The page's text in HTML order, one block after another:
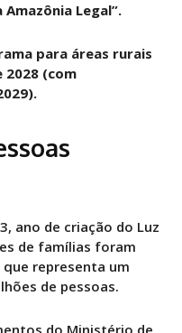
Legal”.
para áreas rurais
(com
ano de criação do Luz
de famílias foram
representa um
de pessoas.